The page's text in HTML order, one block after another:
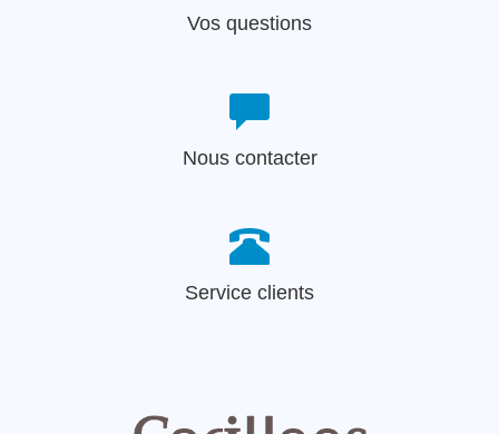
Vos questions
Nous contacter
Service clients